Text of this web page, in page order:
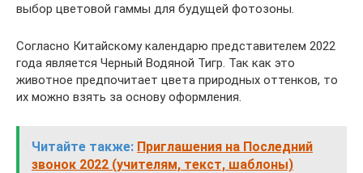
выбор цветовой гаммы для будущей фотозоны.
Согласно Китайскому календарю представителем 2022
года является Черный Водяной Тигр. Так как это
животное предпочитает цвета природных оттенков, то
их можно взять за основу оформления.
Читайте также: Приглашения на Последний
звонок 2022 (учителям, текст, шаблоны)